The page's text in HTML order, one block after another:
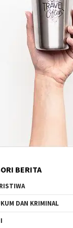
BERITA
DAN KRIMINAL